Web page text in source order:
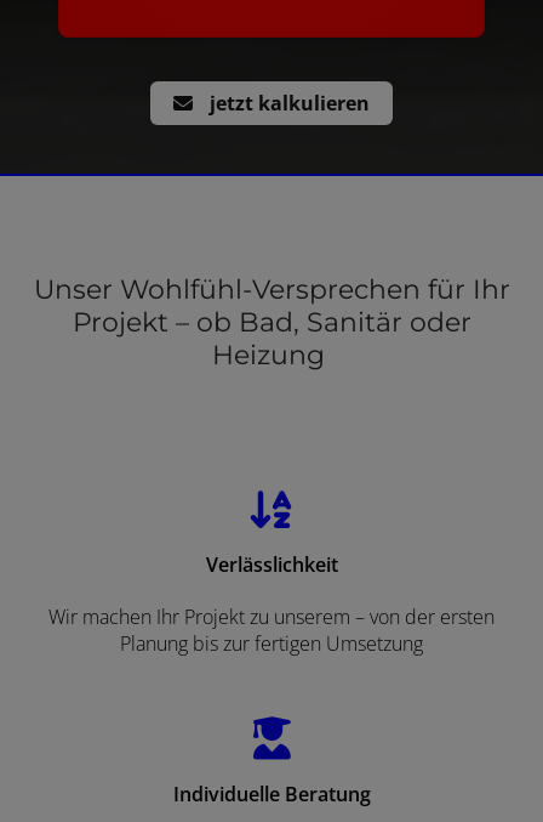
jetzt kalkulieren
Unser Wohlfühl-Versprechen für Ihr
Projekt – ob Bad, Sanitär oder
Heizung
Verlässlichkeit
Wir machen Ihr Projekt zu unserem – von der ersten
Planung bis zur fertigen Umsetzung
Individuelle Beratung